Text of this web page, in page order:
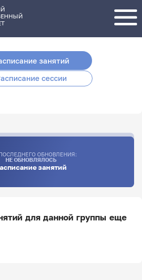
занятий
сессии
ОБНОВЛЕНИЯ:
НЕ ОБНОВЛЯЛОСЬ
занятий
для данной группы еще